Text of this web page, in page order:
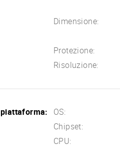
Dimensione:
Protezione:
Risoluzione:
piattaforma: OS:
Chipset:
CPU: